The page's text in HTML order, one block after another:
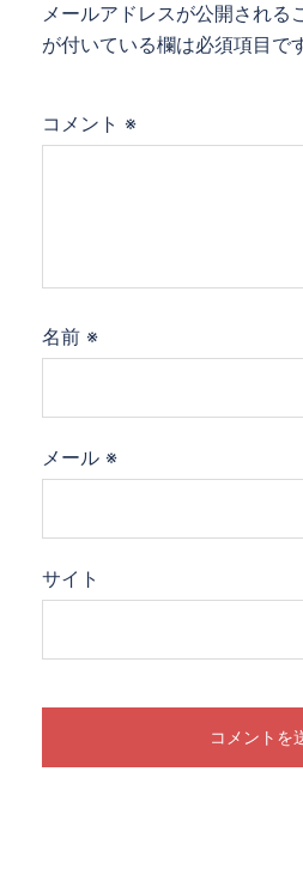
メールアドレスが公開される
が付いている欄は必須項目で
コメント ※
名前 ※
メール ※
サイト